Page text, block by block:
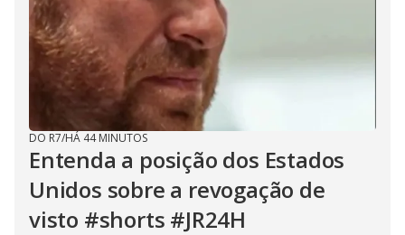
DO R7/HÁ 44 MINUTOS
Entenda a posição dos Estados
Unidos sobre a revogação de
visto #shorts #JR24H